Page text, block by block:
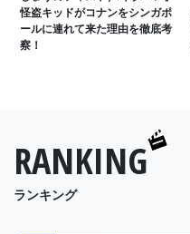
怪盗キッドがコナンをシンガポ
ールに連れて来た理由を徹底考
察！
RANKING
ランキング